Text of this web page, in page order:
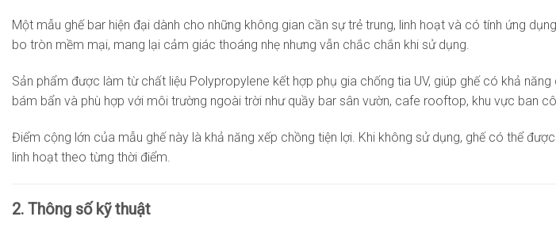
Một mẫu ghế bar hiện đại dành cho những không gian cần sự trẻ trung, linh hoạt và có tính ứng
bo tròn mềm mại, mang lại cảm giác thoáng nhẹ nhưng vẫn chắc chắn khi sử dụng.
Sản phẩm được làm từ chất liệu Polypropylene kết hợp phụ gia chống tia UV, giúp ghế có khả
bám bẩn và phù hợp với môi trường ngoài trời như quầy bar sân vườn, cafe rooftop, khu vực ban
Điểm cộng lớn của mẫu ghế này là khả năng xếp chồng tiện lợi. Khi không sử dụng, ghế có thể
linh hoạt theo từng thời điểm.
2. Thông số kỹ thuật